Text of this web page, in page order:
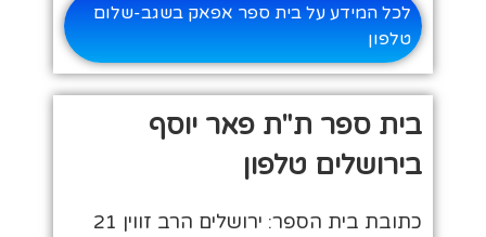
לכל המידע על בית ספר אפאק בשגב-שלום
טלפון
בית ספר ת"ת פאר יוסף
בירושלים טלפון
כתובת בית הספר: ירושלים הרב זווין 21